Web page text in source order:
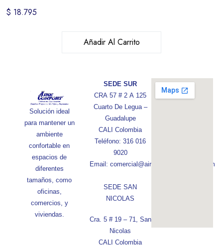
$ 18.795
Añadir Al Carrito
Solución ideal
para mantener un
ambiente
confortable en
espacios de
diferentes
tamaños, como
oficinas,
comercios, y
viviendas.
SEDE SUR
CRA 57 # 2 A 125
Cuarto De Legua –
Guadalupe
CALI Colombia
Teléfono: 316 016
9020
Email: comercial@aireconfortcolombia.com
SEDE SAN
NICOLAS
Cra. 5 # 19 – 71, San
Nicolas
CALI Colombia